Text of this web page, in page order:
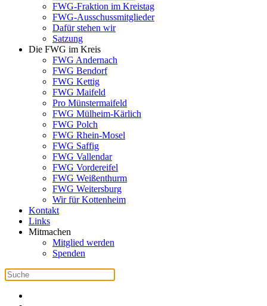
FWG-Fraktion im Kreistag
FWG-Ausschussmitglieder
Dafür stehen wir
Satzung
Die FWG im Kreis
FWG Andernach
FWG Bendorf
FWG Kettig
FWG Maifeld
Pro Münstermaifeld
FWG Mülheim-Kärlich
FWG Polch
FWG Rhein-Mosel
FWG Saffig
FWG Vallendar
FWG Vordereifel
FWG Weißenthurm
FWG Weitersburg
Wir für Kottenheim
Kontakt
Links
Mitmachen
Mitglied werden
Spenden